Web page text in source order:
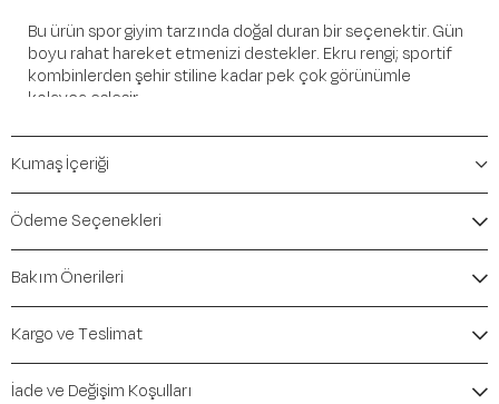
Bu ürün spor giyim tarzında doğal duran bir seçenektir. Gün
boyu rahat hareket etmenizi destekler. Ekru rengi; sportif
kombinlerden şehir stiline kadar pek çok görünümle
kolayca eşleşir.
Öne Çıkan Detaylar
Marka:Maraton
Renk:Ekru
Kalıp / Form:
Mevsim:İlkbahar-Yaz
Kumaş İçeriği
Ödeme Seçenekleri
Bakım Önerileri
Kargo ve Teslimat
İade ve Değişim Koşulları